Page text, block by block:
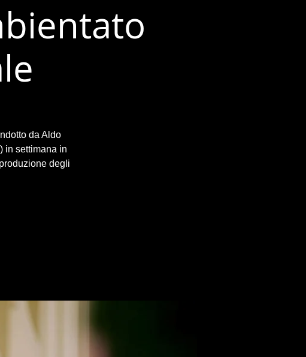
da Aldo
in settimana in
degli